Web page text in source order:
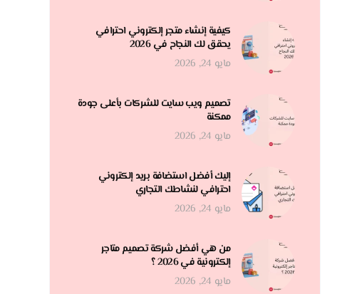
كيفية إنشاء متجر إلكتروني احترافي
يحقق لك النجاح في 2026
مايو 24, 2026
تصميم ويب سايت للشركات بأعلى جودة
ممكنة
مايو 24, 2026
إليك أفضل استضافة بريد إلكتروني
احترافي لنشاطك التجاري
مايو 24, 2026
من هي أفضل شركة تصميم متاجر
إلكترونية في 2026 ؟
مايو 24, 2026